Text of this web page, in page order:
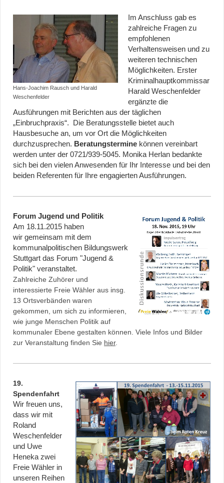
Hans-Joachim Rausch und Harald
Weschenfelder
Im Anschluss gab es
zahlreiche Fragen zu
empfohlenen
Verhaltensweisen und zu
weiteren technischen
Möglichkeiten. Erster
Kriminalhauptkommissar
Harald Weschenfelder
ergänzte die
Ausführungen mit Berichten aus der täglichen
„Einbruchpraxis“. Die Beratungsstelle bietet auch
Hausbesuche an, um vor Ort die Möglichkeiten
durchzusprechen. Beratungstermine können vereinbart
werden unter der 0721/939-5045. Monika Herlan bedankte
sich bei den vielen Anwesenden für Ihr Interesse und bei den
beiden Referenten für Ihre engagierten Ausführungen.
Forum Jugend und Politik
Am 18.11.2015 haben
wir gemeinsam mit dem
kommunalpolitischen Bildungswerk
Stuttgart das Forum "Jugend &
Politik" veranstaltet.
Zahlreiche Zuhörer und
interessierte Freie Wähler aus insg.
13 Ortsverbänden waren
gekommen, um sich zu informieren,
wie junge Menschen Politik auf
kommunaler Ebene gestalten können. Viele Infos und Bilder
zur Veranstaltung finden Sie hier.
19.
Spendenfahrt
Wir freuen uns,
dass wir mit
Roland
Weschenfelder
und Uwe
Heneka zwei
Freie Wähler in
unseren Reihen